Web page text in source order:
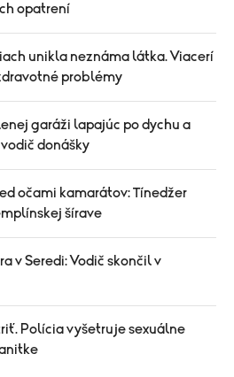
opatrení
unikla neznáma látka. Viacerí
problémy
garáži lapajúc po dychu a
donášky
očami kamarátov: Tínedžer
šírave
v Seredi: Vodič skončil v
Polícia vyšetruje sexuálne